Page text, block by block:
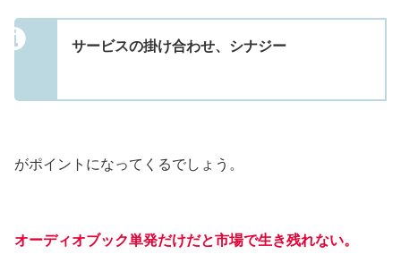
サービスの掛け合わせ、シナジー
がポイントになってくるでしょう。
オーディオブック単発だけだと市場で生き残れない。